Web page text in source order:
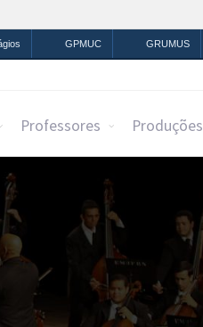
Legislação Canais
GPMUC GRUMUS
Professores Produções